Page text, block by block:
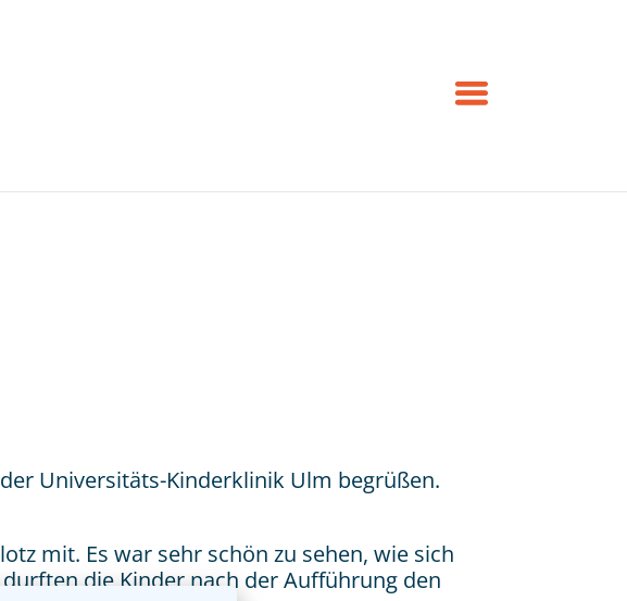
Universitäts-Kinderklinik Ulm begrüßen.
mit. Es war sehr schön zu sehen, wie sich
die Kinder nach der Aufführung den